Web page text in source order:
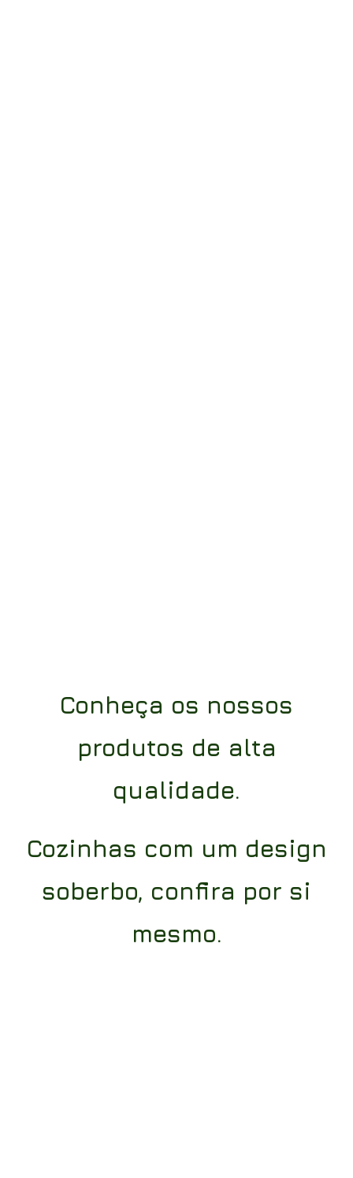
Conheça os nossos
produtos de alta
qualidade.
Cozinhas com um design
soberbo, confira por si
mesmo.